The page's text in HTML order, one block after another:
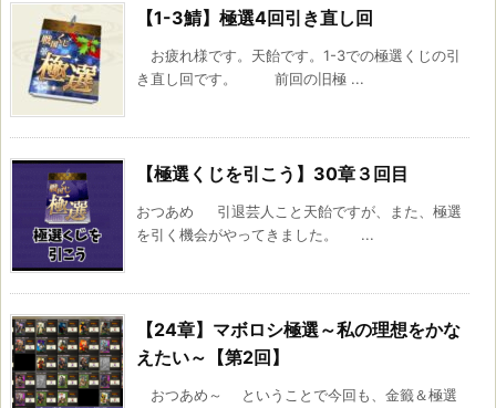
【1-3鯖】極選4回引き直し回
お疲れ様です。天飴です。1-3での極選くじの引
き直し回です。 前回の旧極 ...
【極選くじを引こう】30章３回目
おつあめ 引退芸人こと天飴ですが、また、極選
を引く機会がやってきました。 ...
【24章】マボロシ極選～私の理想をかな
えたい～【第2回】
おつあめ～ ということで今回も、金籤＆極選